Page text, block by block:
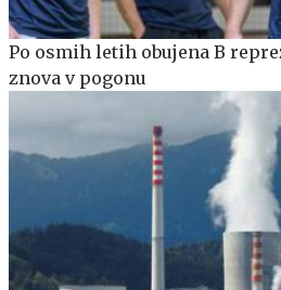
Po osmih letih obujena B
znova v pogonu